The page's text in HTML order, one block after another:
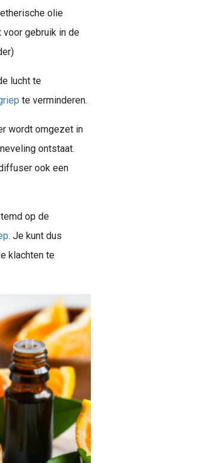
olie
gebruik in de
lucht te
te verminderen.
wordt omgezet in
ontstaat.
ook een
op de
. Je kunt dus
klachten te